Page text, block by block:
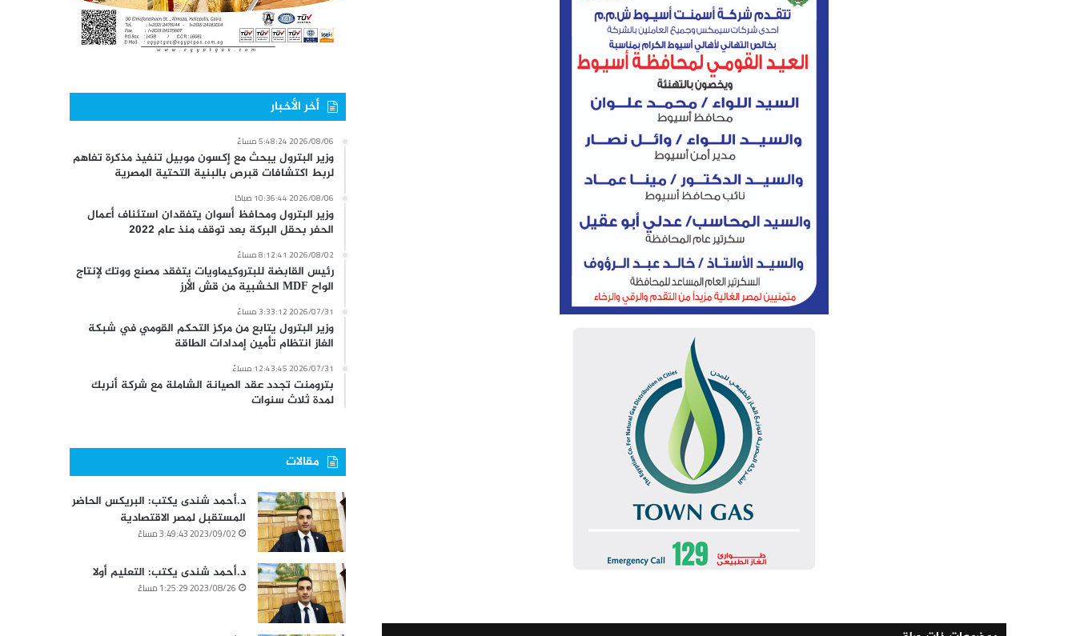
أخر الأخبار
2026/08/06 5:48:24 مساءً
وزير البترول يبحث مع إكسون موبيل تنفيذ مذكرة تفاهم
لربط اكتشافات قبرص بالبنية التحتية المصرية
2026/08/06 10:36:44 صباحًا
وزير البترول ومحافظ أسوان يتفقدان استئناف أعمال
الحفر بحقل البركة بعد توقف منذ عام 2022
2026/08/02 8:12:41 مساءً
رئيس القابضة للبتروكيماويات يتفقد مصنع ووتك لإنتاج
الواح MDF الخشبية من قش الأرز
2026/07/31 3:33:12 مساءً
وزير البترول يتابع من مركز التحكم القومي في شبكة
الغاز انتظام تأمين إمدادات الطاقة
2026/07/31 12:43:45 مساءً
بترومنت تجدد عقد الصيانة الشاملة مع شركة أنربك
لمدة ثلاث سنوات
مقالات
د.أحمد شندى يكتب: البريكس الحاضر
المستقبل لمصر الاقتصادية
2023/09/02 3:49:43 مساءً
د.أحمد شندى يكتب: التعليم أولا
2023/08/26 1:25:29 مساءً